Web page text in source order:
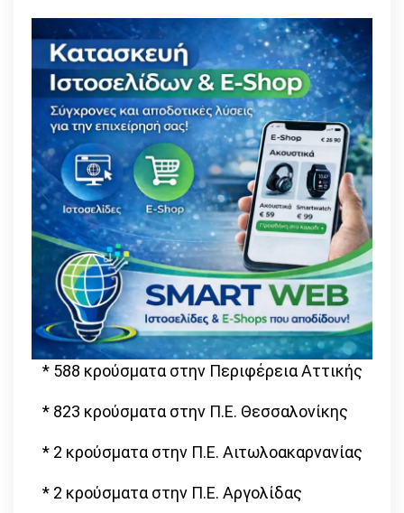
* 588 κρούσματα στην Περιφέρεια Αττικής
* 823 κρούσματα στην Π.Ε. Θεσσαλονίκης
* 2 κρούσματα στην Π.Ε. Αιτωλοακαρνανίας
* 2 κρούσματα στην Π.Ε. Αργολίδας